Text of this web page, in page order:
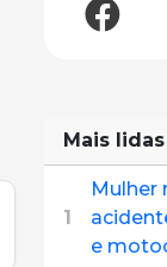
Mais
1
Mulher
e